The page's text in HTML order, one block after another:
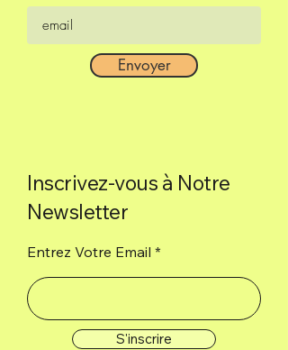
Envoyer
Inscrivez-vous à Notre
Newsletter
Entrez Votre Email
S'inscrire